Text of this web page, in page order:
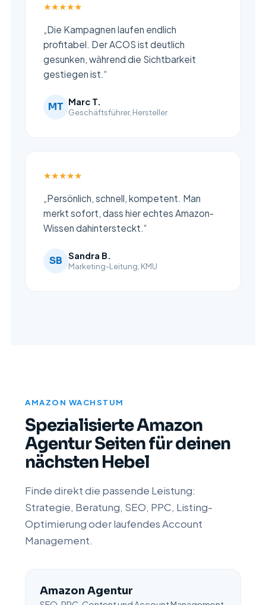
★★★★★
„Die Kampagnen laufen endlich
profitabel. Der ACOS ist deutlich
gesunken, während die Sichtbarkeit
gestiegen ist.“
MT Marc T.
Geschäftsführer, Hersteller
★★★★★
„Persönlich, schnell, kompetent. Man
merkt sofort, dass hier echtes Amazon-
Wissen dahintersteckt.“
SB Sandra B.
Marketing-Leitung, KMU
AMAZON WACHSTUM
Spezialisierte Amazon
Agentur Seiten für deinen
nächsten Hebel
Finde direkt die passende Leistung:
Strategie, Beratung, SEO, PPC, Listing-
Optimierung oder laufendes Account
Management.
Amazon Agentur